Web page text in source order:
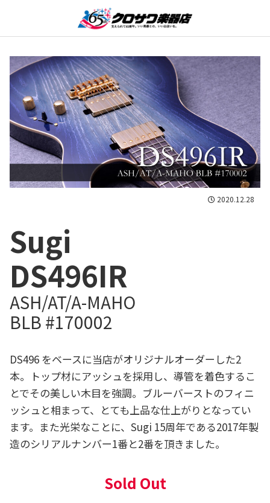
2020.12.28
Sugi
DS496IR
ASH/AT/A-MAHO
BLB #170002
DS496 をベースに当店がオリジナルオーダーした2
本。トップ材にアッシュを採用し、導管を着色するこ
とでその美しい木目を強調。ブルーバーストのフィニ
ッシュと相まって、とても上品な仕上がりとなってい
ます。また光栄なことに、Sugi 15周年である2017年製
造のシリアルナンバー1番と2番を頂きました。
Sold Out